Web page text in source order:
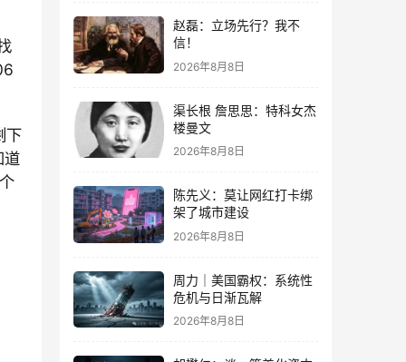
下
道
赵磊：立场先行？我不
信！
2026年8月8日
渠长根 詹思思：特科女杰
楼曼文
2026年8月8日
陈先义：莫让网红打卡绑
架了城市建设
2026年8月8日
周力｜美国霸权：系统性
危机与日渐瓦解
2026年8月8日